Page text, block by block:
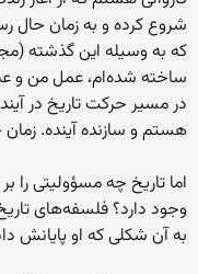
شروع کرده و به زمان حال
که به وسیله این گذشته
ساخته شده‌ام، عمل من و
در مسیر حرکت تاریخ در
هستم و سازنده آینده.
اما تاریخ چه مسؤولیتی را
وجود دارد؟ فلسفه‌های
به آن شکلی که او